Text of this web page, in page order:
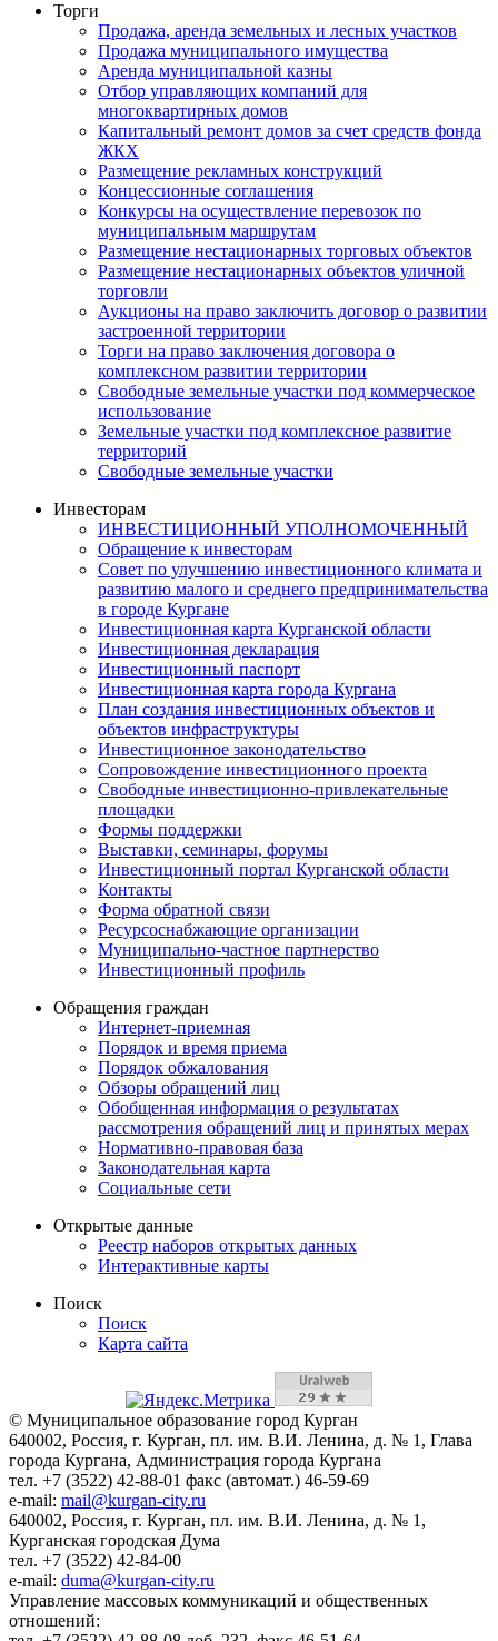
Торги
Продажа, аренда земельных и лесных участков
Продажа муниципального имущества
Аренда муниципальной казны
Отбор управляющих компаний для
многоквартирных домов
Капитальный ремонт домов за счет средств фонда
ЖКХ
Размещение рекламных конструкций
Концессионные соглашения
Конкурсы на осуществление перевозок по
муниципальным маршрутам
Размещение нестационарных торговых объектов
Размещение нестационарных объектов уличной
торговли
Аукционы на право заключить договор о развитии
застроенной территории
Торги на право заключения договора о
комплексном развитии территории
Свободные земельные участки под коммерческое
использование
Земельные участки под комплексное развитие
территорий
Свободные земельные участки
Инвесторам
ИНВЕСТИЦИОННЫЙ УПОЛНОМОЧЕННЫЙ
Обращение к инвесторам
Совет по улучшению инвестиционного климата и
развитию малого и среднего предпринимательства
в городе Кургане
Инвестиционная карта Курганской области
Инвестиционная декларация
Инвестиционный паспорт
Инвестиционная карта города Кургана
План создания инвестиционных объектов и
объектов инфраструктуры
Инвестиционное законодательство
Сопровождение инвестиционного проекта
Свободные инвестиционно-привлекательные
площадки
Формы поддержки
Выставки, семинары, форумы
Инвестиционный портал Курганской области
Контакты
Форма обратной связи
Ресурсоснабжающие организации
Муниципально-частное партнерство
Инвестиционный профиль
Обращения граждан
Интернет-приемная
Порядок и время приема
Порядок обжалования
Обзоры обращений лиц
Обобщенная информация о результатах
рассмотрения обращений лиц и принятых мерах
Нормативно-правовая база
Законодательная карта
Социальные сети
Открытые данные
Реестр наборов открытых данных
Интерактивные карты
Поиск
Поиск
Карта сайта
© Муниципальное образование город Курган
640002, Россия, г. Курган, пл. им. В.И. Ленина, д. № 1, Глава
города Кургана, Администрация города Кургана
тел. +7 (3522) 42-88-01 факс (автомат.) 46-59-69
e-mail: mail@kurgan-city.ru
640002, Россия, г. Курган, пл. им. В.И. Ленина, д. № 1,
Курганская городская Дума
тел. +7 (3522) 42-84-00
e-mail: duma@kurgan-city.ru
Управление массовых коммуникаций и общественных
отношений: